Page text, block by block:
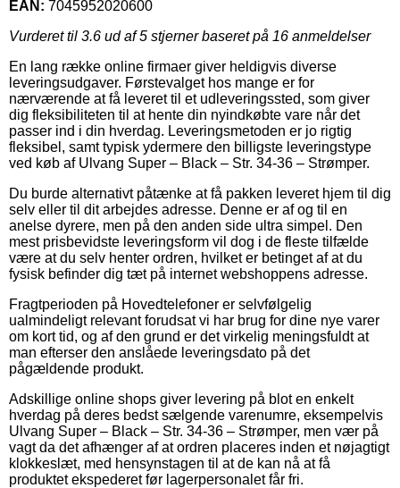
EAN: 7045952020600
Vurderet til 3.6 ud af 5 stjerner baseret på 16 anmeldelser
En lang række online firmaer giver heldigvis diverse
leveringsudgaver. Førstevalget hos mange er for
nærværende at få leveret til et udleveringssted, som giver
dig fleksibiliteten til at hente din nyindkøbte vare når det
passer ind i din hverdag. Leveringsmetoden er jo rigtig
fleksibel, samt typisk ydermere den billigste leveringstype
ved køb af Ulvang Super – Black – Str. 34-36 – Strømper.
Du burde alternativt påtænke at få pakken leveret hjem til dig
selv eller til dit arbejdes adresse. Denne er af og til en
anelse dyrere, men på den anden side ultra simpel. Den
mest prisbevidste leveringsform vil dog i de fleste tilfælde
være at du selv henter ordren, hvilket er betinget af at du
fysisk befinder dig tæt på internet webshoppens adresse.
Fragtperioden på Hovedtelefoner er selvfølgelig
ualmindeligt relevant forudsat vi har brug for dine nye varer
om kort tid, og af den grund er det virkelig meningsfuldt at
man efterser den anslåede leveringsdato på det
pågældende produkt.
Adskillige online shops giver levering på blot en enkelt
hverdag på deres bedst sælgende varenumre, eksempelvis
Ulvang Super – Black – Str. 34-36 – Strømper, men vær på
vagt da det afhænger af at ordren placeres inden et nøjagtigt
klokkeslæt, med hensynstagen til at de kan nå at få
produktet ekspederet før lagerpersonalet får fri.